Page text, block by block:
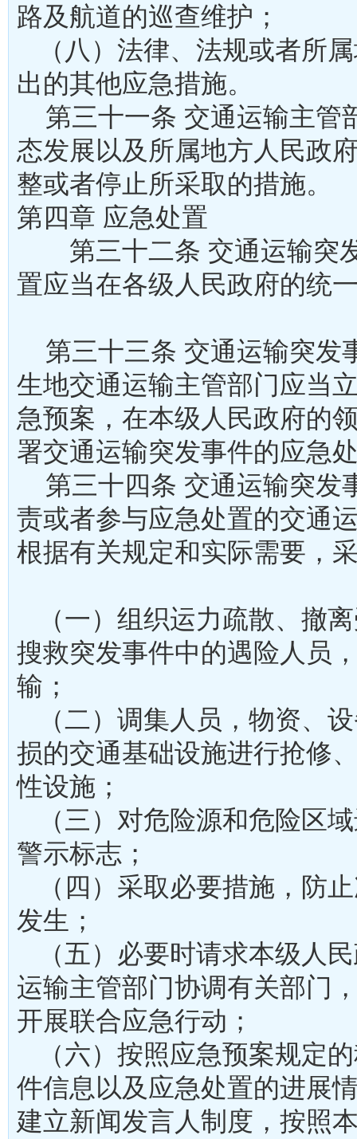
路及航道的巡查维护；
（八）法律、法规或者所
出的其他应急措施。
第三十一条 交通运输主管
态发展以及所属地方人民政
整或者停止所采取的措施。
第四章 应急处置
第三十二条 交通运输突
置应当在各级人民政府的统
第三十三条 交通运输突发
生地交通运输主管部门应当
急预案，在本级人民政府的
署交通运输突发事件的应
第三十四条 交通运输突发
责或者参与应急处置的交通
根据有关规定和实际需要，
（一）组织运力疏散、撤
搜救突发事件中的遇险人员
输；
（二）调集人员，物资、
损的交通基础设施进行抢修
性设施；
（三）对危险源和危险区
警示标志；
（四）采取必要措施，防
发生；
（五）必要时请求本级人
运输主管部门协调有关部门
开展联合应急行动；
（六）按照应急预案规定
件信息以及应急处置的进
建立新闻发言人制度，按照